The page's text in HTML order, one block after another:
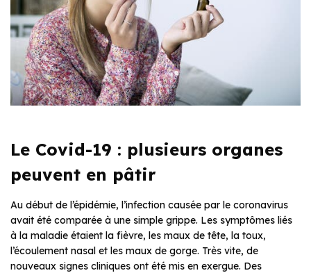
Le Covid-19 : plusieurs organes
peuvent en pâtir
Au début de l’épidémie, l’infection causée par le coronavirus
avait été comparée à une simple grippe. Les symptômes liés
à la maladie étaient la fièvre, les maux de tête, la toux,
l’écoulement nasal et les maux de gorge. Très vite, de
nouveaux signes cliniques ont été mis en exergue. Des